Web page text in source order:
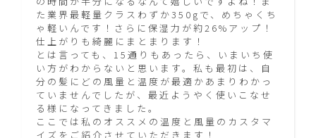
た業界最軽量クラスわずか350gで、めちゃくち
ゃ軽いんです！さらに保湿力が約26%アップ！
仕上がりも綺麗にまとまります！
とは言っても、15通りもあったら、いまいち使
い方がわからないと思います。私も最初は、自
分の髪にどの風量と温度が最適かあまりわかっ
ていませんでしたが、最近ようやく使いこなせ
る様になってきました。
ここでは私のオススメの温度と風量のカスタマ
イズをご紹介させていただきます！